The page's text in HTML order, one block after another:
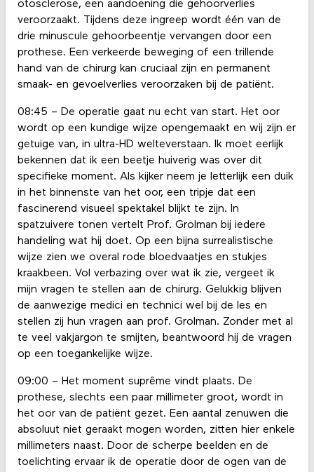
otosclerose, een aandoening die gehoorverlies
veroorzaakt. Tijdens deze ingreep wordt één van de
drie minuscule gehoorbeentje vervangen door een
prothese. Een verkeerde beweging of een trillende
hand van de chirurg kan cruciaal zijn en permanent
smaak- en gevoelverlies veroorzaken bij de patiënt.
08:45 – De operatie gaat nu echt van start. Het oor
wordt op een kundige wijze opengemaakt en wij zijn er
getuige van, in ultra-HD welteverstaan. Ik moet eerlijk
bekennen dat ik een beetje huiverig was over dit
specifieke moment. Als kijker neem je letterlijk een duik
in het binnenste van het oor, een tripje dat een
fascinerend visueel spektakel blijkt te zijn. In
spatzuivere tonen vertelt Prof. Grolman bij iedere
handeling wat hij doet. Op een bijna surrealistische
wijze zien we overal rode bloedvaatjes en stukjes
kraakbeen. Vol verbazing over wat ik zie, vergeet ik
mijn vragen te stellen aan de chirurg. Gelukkig blijven
de aanwezige medici en technici wel bij de les en
stellen zij hun vragen aan prof. Grolman. Zonder met al
te veel vakjargon te smijten, beantwoord hij de vragen
op een toegankelijke wijze.
09:00 – Het moment suprême vindt plaats. De
prothese, slechts een paar millimeter groot, wordt in
het oor van de patiënt gezet. Een aantal zenuwen die
absoluut niet geraakt mogen worden, zitten hier enkele
millimeters naast. Door de scherpe beelden en de
toelichting ervaar ik de operatie door de ogen van de